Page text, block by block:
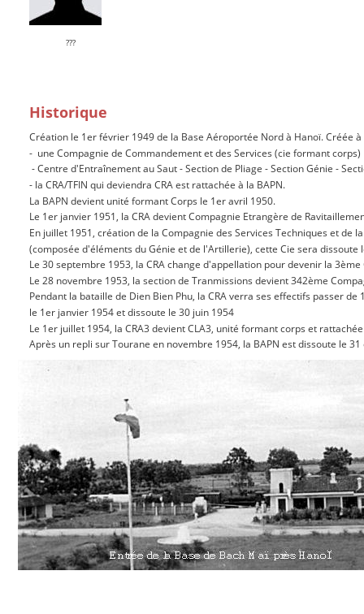
Historique
Création le 1er février 1949 de la Base Aéroportée Nord à Hanoï. Créée
-  une Compagnie de Commandement et des Services (cie formant corps)
- Centre d'Entraînement au Saut - Section de Pliage - Section Génie -
- la CRA/TFIN qui deviendra CRA est rattachée à la BAPN.
La BAPN devient unité formant Corps le 1er avril 1950.
Le 1er janvier 1951, la CRA devient Compagnie Etrangère de
En juillet 1951, création de la Compagnie des Services Techniques et
(composée d'éléments du Génie et de l'Artillerie), cette Cie sera dissoute
Le 30 septembre 1953, la CRA change d'appellation pour devenir la
Le 28 novembre 1953, la section de Tranmissions devient 342ème
Pendant la bataille de Dien Bien Phu, la CRA verra ses effectifs passer
le 1er janvier 1954 et dissoute le 30 juin 1954
Le 1er juillet 1954, la CRA3 devient CLA3, unité formant corps et
Après un repli sur Tourane en novembre 1954, la BAPN est dissoute le
???